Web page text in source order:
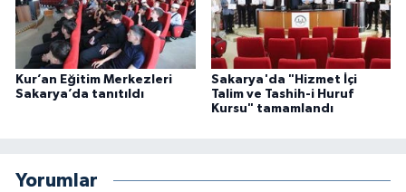
Kur’an Eğitim Merkezleri
Sakarya’da tanıtıldı
Sakarya'da "Hizmet İçi
Talim ve Tashih-i Huruf
Kursu" tamamlandı
Yorumlar
Karaman Müftülüğü
Kars Müftülüğü